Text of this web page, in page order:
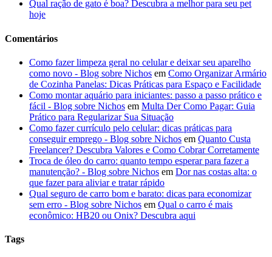
Qual ração de gato é boa? Descubra a melhor para seu pet
hoje
Comentários
Como fazer limpeza geral no celular e deixar seu aparelho
como novo - Blog sobre Nichos em Como Organizar Armário
de Cozinha Panelas: Dicas Práticas para Espaço e Facilidade
Como montar aquário para iniciantes: passo a passo prático e
fácil - Blog sobre Nichos em Multa Der Como Pagar: Guia
Prático para Regularizar Sua Situação
Como fazer currículo pelo celular: dicas práticas para
conseguir emprego - Blog sobre Nichos em Quanto Custa
Freelancer? Descubra Valores e Como Cobrar Corretamente
Troca de óleo do carro: quanto tempo esperar para fazer a
manutenção? - Blog sobre Nichos em Dor nas costas alta: o
que fazer para aliviar e tratar rápido
Qual seguro de carro bom e barato: dicas para economizar
sem erro - Blog sobre Nichos em Qual o carro é mais
econômico: HB20 ou Onix? Descubra aqui
Tags